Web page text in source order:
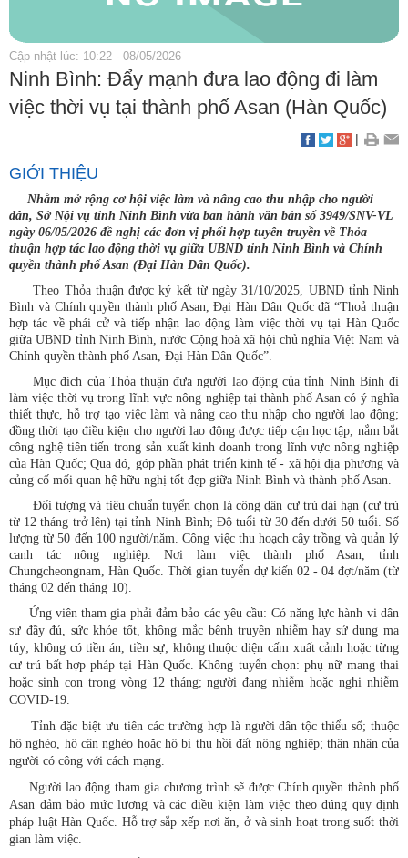
Cập nhật lúc: 10:22 - 08/05/2026
Ninh Bình: Đẩy mạnh đưa lao động đi làm
việc thời vụ tại thành phố Asan (Hàn Quốc)
|
GIỚI THIỆU
Nhằm mở rộng cơ hội việc làm và nâng cao thu nhập cho người
dân, Sở Nội vụ tỉnh Ninh Bình vừa ban hành văn bản số 3949/SNV-VL
ngày 06/05/2026 đề nghị các đơn vị phối hợp tuyên truyền về Thỏa
thuận hợp tác lao động thời vụ giữa UBND tỉnh Ninh Bình và Chính
quyền thành phố Asan (Đại Hàn Dân Quốc).
Theo Thỏa thuận được ký kết từ ngày 31/10/2025, UBND tỉnh Ninh
Bình và Chính quyền thành phố Asan, Đại Hàn Dân Quốc đã “Thoả thuận
hợp tác về phái cử và tiếp nhận lao động làm việc thời vụ tại Hàn Quốc
giữa UBND tỉnh Ninh Bình, nước Cộng hoà xã hội chủ nghĩa Việt Nam và
Chính quyền thành phố Asan, Đại Hàn Dân Quốc”.
Mục đích của Thỏa thuận đưa người lao động của tỉnh Ninh Bình đi
làm việc thời vụ trong lĩnh vực nông nghiệp tại thành phố Asan có ý nghĩa
thiết thực, hỗ trợ tạo việc làm và nâng cao thu nhập cho người lao động;
đồng thời tạo điều kiện cho người lao động được tiếp cận học tập, nắm bắt
công nghệ tiên tiến trong sản xuất kinh doanh trong lĩnh vực nông nghiệp
của Hàn Quốc; Qua đó, góp phần phát triển kinh tế - xã hội địa phương và
củng cố mối quan hệ hữu nghị tốt đẹp giữa Ninh Bình và thành phố Asan.
Đối tượng và tiêu chuẩn tuyển chọn là công dân cư trú dài hạn (cư trú
từ 12 tháng trở lên) tại tỉnh Ninh Bình;Độ tuổi từ 30 đến dưới 50 tuổi. Số
lượng từ 50 đến 100 người/năm. Công việc thu hoạch cây trồng và quản lý
canh tác nông nghiệp. Nơi làm việc thành phố Asan, tỉnh
Chungcheongnam, Hàn Quốc. Thời gian tuyển dự kiến 02 - 04 đợt/năm (từ
tháng 02 đến tháng 10).
Ứng viên tham gia phải đảm bảo các yêu cầu: Có năng lực hành vi dân
sự đầy đủ, sức khỏe tốt, không mắc bệnh truyền nhiễm hay sử dụng ma
túy; không có tiền án, tiền sự; không thuộc diện cấm xuất cảnh hoặc từng
cư trú bất hợp pháp tại Hàn Quốc. Không tuyển chọn: phụ nữ mang thai
hoặc sinh con trong vòng 12 tháng; người đang nhiễm hoặc nghi nhiễm
COVID-19.
Tỉnh đặc biệt ưu tiên các trường hợp là người dân tộc thiểu số; thuộc
hộ nghèo, hộ cận nghèo hoặc hộ bị thu hồi đất nông nghiệp; thân nhân của
người có công với cách mạng.
Người lao động tham gia chương trình sẽ được Chính quyền thành phố
Asan đảm bảo mức lương và các điều kiện làm việc theo đúng quy định
pháp luật Hàn Quốc. Hỗ trợ sắp xếp nơi ăn, ở và sinh hoạt trong suốt thời
gian làm việc.